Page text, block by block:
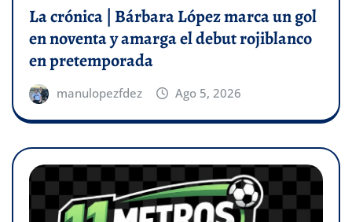
La crónica | Bárbara López marca un gol
en noventa y amarga el debut rojiblanco
en pretemporada
manulopezfdez Ago 5, 2026